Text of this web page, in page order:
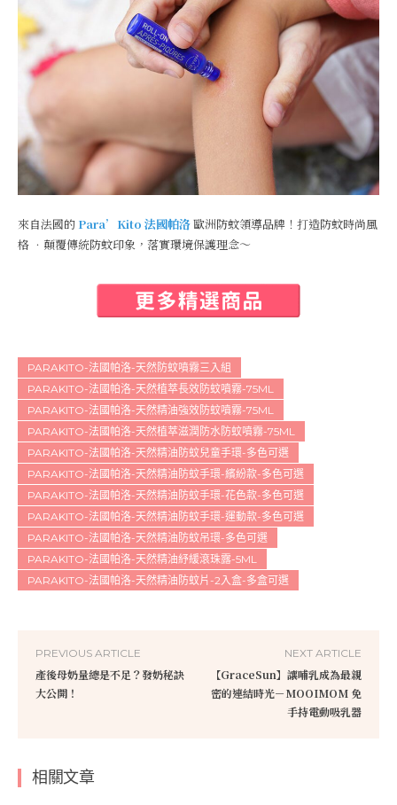
來自法國的 Para’Kito 法國帕洛歐洲防蚊領導品牌！打造防蚊時尚風
格 ．顛覆傳統防蚊印象，落實環境保護理念～
PARAKITO-法國帕洛-天然防蚊噴霧三入組
PARAKITO-法國帕洛-天然植萃長效防蚊噴霧-75ML
PARAKITO-法國帕洛-天然精油強效防蚊噴霧-75ML
PARAKITO-法國帕洛-天然植萃滋潤防水防蚊噴霧-75ML
PARAKITO-法國帕洛-天然精油防蚊兒童手環-多色可選
PARAKITO-法國帕洛-天然精油防蚊手環-繽紛款-多色可選
PARAKITO-法國帕洛-天然精油防蚊手環-花色款-多色可選
PARAKITO-法國帕洛-天然精油防蚊手環-運動款-多色可選
PARAKITO-法國帕洛-天然精油防蚊吊環-多色可選
PARAKITO-法國帕洛-天然精油紓緩滾珠露-5ML
PARAKITO-法國帕洛-天然精油防蚊片-2入盒-多盒可選
PREVIOUS ARTICLE
產後母奶量總是不足？發奶秘訣
大公開！
NEXT ARTICLE
【GraceSun】讓哺乳成為最親
密的連結時光－MOOIMOM 免
手持電動吸乳器
相關文章